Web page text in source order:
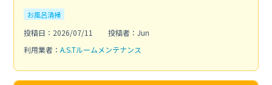
お風呂清掃
投稿日：2026/07/11
投稿者：Jun
利用業者： A.S.Tルームメンテナンス